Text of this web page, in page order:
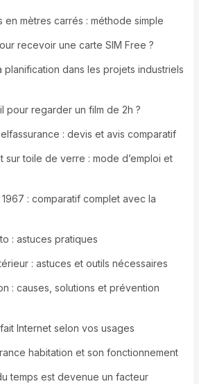
en mètres carrés : méthode simple
recevoir une carte SIM Free ?
planification dans les projets industriels
pour regarder un film de 2h ?
: devis et avis comparatif
sur toile de verre : mode d’emploi et
: comparatif complet avec la
: astuces pratiques
: astuces et outils nécessaires
: causes, solutions et prévention
Internet selon vos usages
habitation et son fonctionnement
temps est devenue un facteur